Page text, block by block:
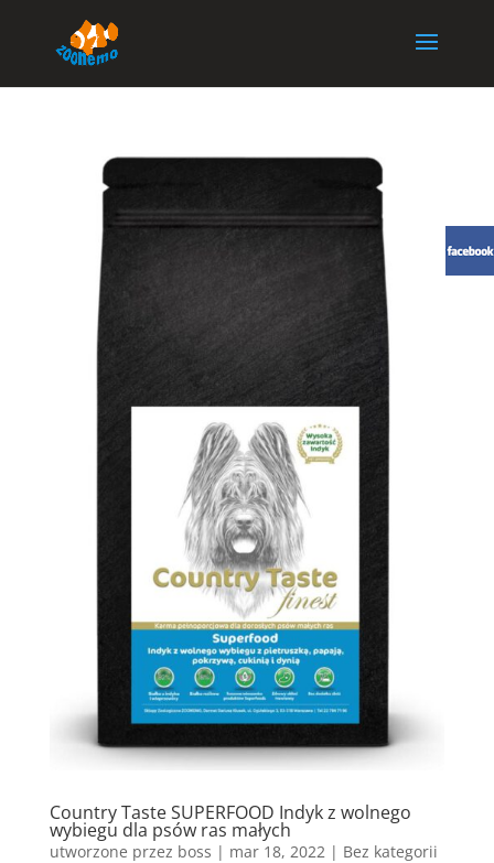
Country Taste SUPERFOOD Indyk z wolnego
wybiegu dla psów ras małych
utworzone przez boss | mar 18, 2022| Bez kategorii